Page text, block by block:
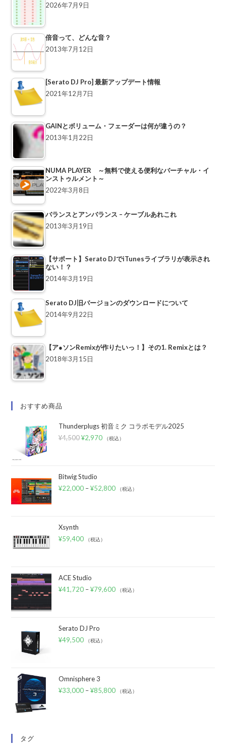
2026年7月9日
倍音って、どんな音？
2013年7月12日
[Serato DJ Pro] 最新アップデート情報
2021年12月7日
GAINとボリューム・フェーダーは何が違うの？
2013年1月22日
NUMA PLAYER ～無料で使える便利なバーチャル・イ
ンストゥルメント～
2022年3月8日
バランスとアンバランス – ケーブルあれこれ
2013年3月19日
【サポート】Serato DJでiTunesライブラリが表示され
ない！？
2014年3月19日
Serato DJ旧バージョンのダウンロードについて
2014年9月22日
【ア●ソンRemixが作りたいっ！】その1. Remixとは？
2018年3月15日
おすすめ商品
Thunderplugs 初音ミク コラボモデル2025
¥4,500 ¥2,970 （税込）
Bitwig Studio
¥22,000 –¥52,800 （税込）
Xsynth
¥59,400 （税込）
ACE Studio
¥41,720 –¥79,600 （税込）
Serato DJ Pro
¥49,500 （税込）
Omnisphere 3
¥33,000 –¥85,800 （税込）
タグ